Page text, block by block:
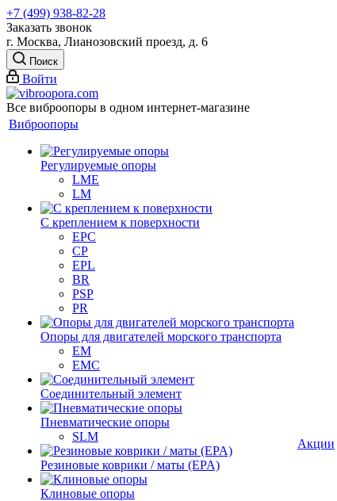
+7 (499) 938-82-28
Заказать звонок
г. Москва, Лианозовский проезд, д. 6
Поиск
Войти
Все виброопоры в одном интернет-магазине
Виброопоры
Регулируемые опоры
LME
LM
С креплением к поверхности
EPC
CP
EPL
BR
PSP
PR
Опоры для двигателей морского транспорта
EM
EMC
Cоединительный элемент
Пневматические опоры
SLM
Резиновые коврики / маты (EPA)
Клиновые опоры
Акции